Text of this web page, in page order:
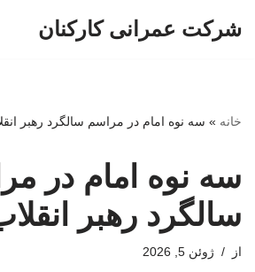
شرکت عمرانی کارکنان
خانه » سه نوه امام در مراسم سالگرد رهبر
سه نوه امام در
سالگرد رهبر
از ژوئن 5, 2026